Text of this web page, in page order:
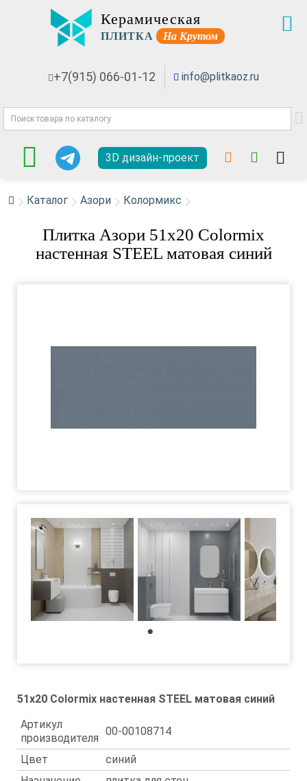
Керамическая
ПЛИТКА На Крутом
+7(915) 066-01-12 info@plitkaoz.ru
3D дизайн-проект
Каталог Азори Колормикс
Плитка Азори 51x20 Colormix
настенная STEEL матовая синий
51x20 Colormix настенная STEEL матовая синий
Артикул
производителя
00-00108714
Цвет
синий